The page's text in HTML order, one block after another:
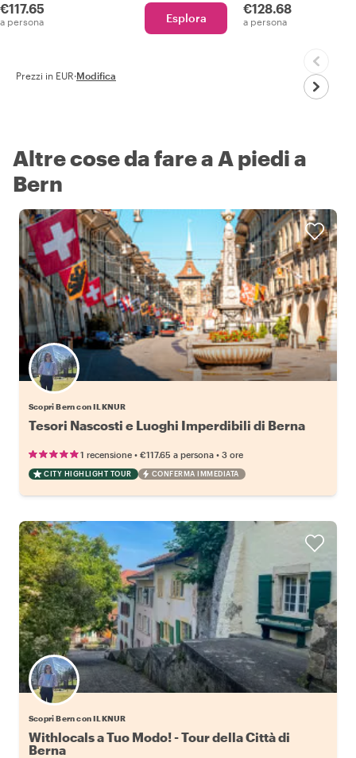
€117.65
a persona Esplora
€128.68
a persona
Prezzi in EUR·Modifica
Altre cose da fare a A piedi a
Bern
Scopri Bern con ILKNUR
Tesori Nascosti e Luoghi Imperdibili di Berna
1 recensione • €117.65 a persona • 3 ore
CITY HIGHLIGHT TOUR CONFERMA IMMEDIATA
Scopri Bern con ILKNUR
Withlocals a Tuo Modo! - Tour della Città di
Berna